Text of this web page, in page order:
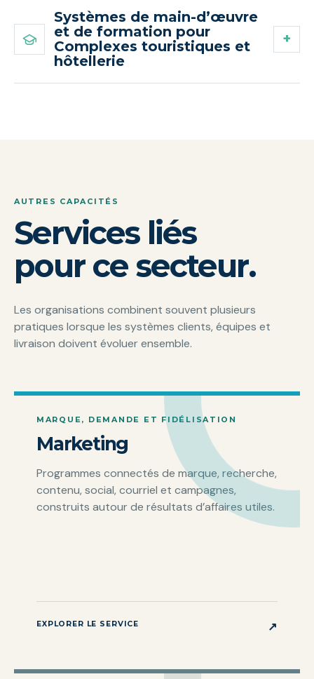
Systèmes de main-d’œuvre
et de formation pour
Complexes touristiques et
hôtellerie
AUTRES CAPACITÉS
Services liés
pour ce secteur.
Les organisations combinent souvent plusieurs
pratiques lorsque les systèmes clients, équipes et
livraison doivent évoluer ensemble.
MARQUE, DEMANDE ET FIDÉLISATION
Marketing
Programmes connectés de marque, recherche,
contenu, social, courriel et campagnes,
construits autour de résultats d’affaires utiles.
EXPLORER LE SERVICE ↗